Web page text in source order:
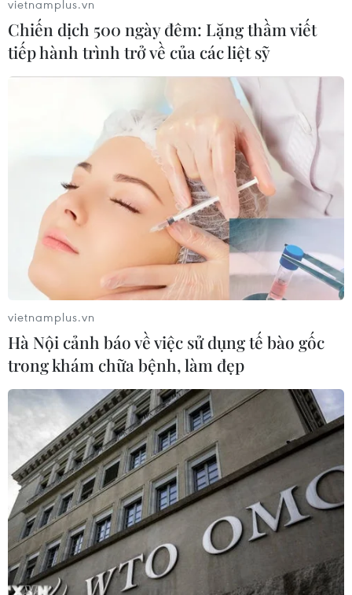
số người khác yêu cầu bà từ nhiệm ngay lập
tức.
[Brexit: Vẫn còn những rạn nứt, chưa thể
sớm mưa thuận gió hòa]
Chính phủ Anh cho phép các nghị sỹ thảo luận
và bỏ phiếu về Dự luật liên quan đến thỏa thuận
về Brexit trong tuần bắt đầu ngày 3/6 tới.
Ông Brady cho biết, bà May và ông sẽ có cuộc
gặp để nhất trí về thời gian diễn ra cuộc bầu cử
để lựa chọn nhà lãnh đạo mới bất kể dự luật có
được thông qua hay không.
Thỏa thuận Brexit của bà May đã ba lần bị bác
bỏ tại Hạ viện và nhiều tuần đàm phán với Công
đảng đối lập đã không đi đến sự đồng thuận về
hướng đi sắp tới. Khi những người ủng hộ
Brexit trong đảng Bảo thủ và Công đảng dự định
sẽ bỏ phiếu chống, thỏa thuận này sẽ khó có thể
được thông qua.
BBC và Sky News đưa tin, ông Boris Johnson,
cựu Ngoại trưởng Anh và là cựu Thị trưởng
London, ngày 16/5 xác nhận sẽ tìm kiếm cơ hội
để trở thành Thủ tướng Anh khi bà May từ
nhiệm vào đầu tháng tới./.
vietnamplus.vn
Chiến dịch 500 ngày đêm: Lặng thầm viết
tiếp hành trình trở về của các liệt sỹ
vietnamplus.vn
Hà Nội cảnh báo về việc sử dụng tế bào gốc
trong khám chữa bệnh, làm đẹp